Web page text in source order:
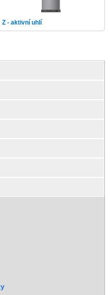
Z - aktivní uhlí